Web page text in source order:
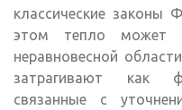
классические законы
этом тепло может
неравновесной
затрагивают как
связанные с